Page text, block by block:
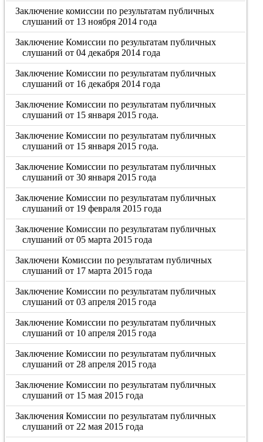
Заключение комиссии по результатам публичных
слушаний от 13 ноября 2014 года
Заключение Комиссии по результатам публичных
слушаний от 04 декабря 2014 года
Заключение Комиссии по результатам публичных
слушаний от 16 декабря 2014 года
Заключение Комиссии по результатам публичных
слушаний от 15 января 2015 года.
Заключение Комиссии по результатам публичных
слушаний от 15 января 2015 года.
Заключение Комиссии по результатам публичных
слушаний от 30 января 2015 года
Заключение Комиссии по результатам публичных
слушаний от 19 февраля 2015 года
Заключение Комиссии по результатам публичных
слушаний от 05 марта 2015 года
Заключени Комиссии по результатам публичных
слушаний от 17 марта 2015 года
Заключение Комиссии по результатам публичных
слушаний от 03 апреля 2015 года
Заключение Комиссии по результатам публичных
слушаний от 10 апреля 2015 года
Заключение Комиссии по результатам публичных
слушаний от 28 апреля 2015 года
Заключение Комиссии по результатам публичных
слушаний от 15 мая 2015 года
Заключения Комиссии по результатам публичных
слушаний от 22 мая 2015 года